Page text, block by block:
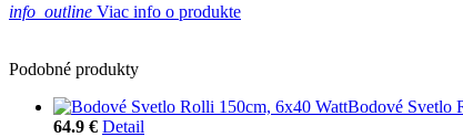
info_outline Viac info o produkte
Podobné produkty
Bodové Svetlo
64.9 € Detail